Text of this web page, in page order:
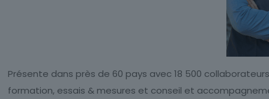
Présente dans près de 60 pays avec 18 500
formation, essais & mesures et conseil et